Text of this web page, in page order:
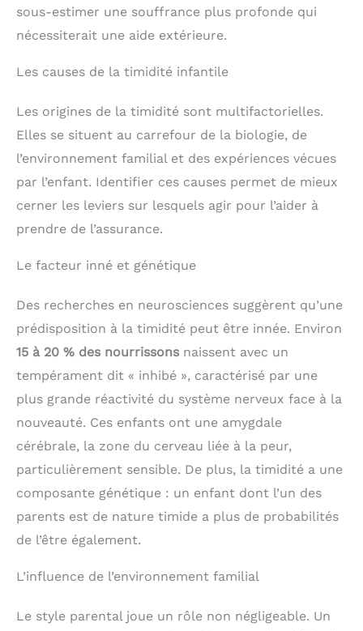
sous-estimer une souffrance plus profonde qui
nécessiterait une aide extérieure.
Les causes de la timidité infantile
Les origines de la timidité sont multifactorielles.
Elles se situent au carrefour de la biologie, de
l’environnement familial et des expériences vécues
par l’enfant. Identifier ces causes permet de mieux
cerner les leviers sur lesquels agir pour l’aider à
prendre de l’assurance.
Le facteur inné et génétique
Des recherches en neurosciences suggèrent qu’une
prédisposition à la timidité peut être innée. Environ
15 à 20 % des nourrissons naissent avec un
tempérament dit « inhibé », caractérisé par une
plus grande réactivité du système nerveux face à la
nouveauté. Ces enfants ont une amygdale
cérébrale, la zone du cerveau liée à la peur,
particulièrement sensible. De plus, la timidité a une
composante génétique : un enfant dont l’un des
parents est de nature timide a plus de probabilités
de l’être également.
L’influence de l’environnement familial
Le style parental joue un rôle non négligeable. Un